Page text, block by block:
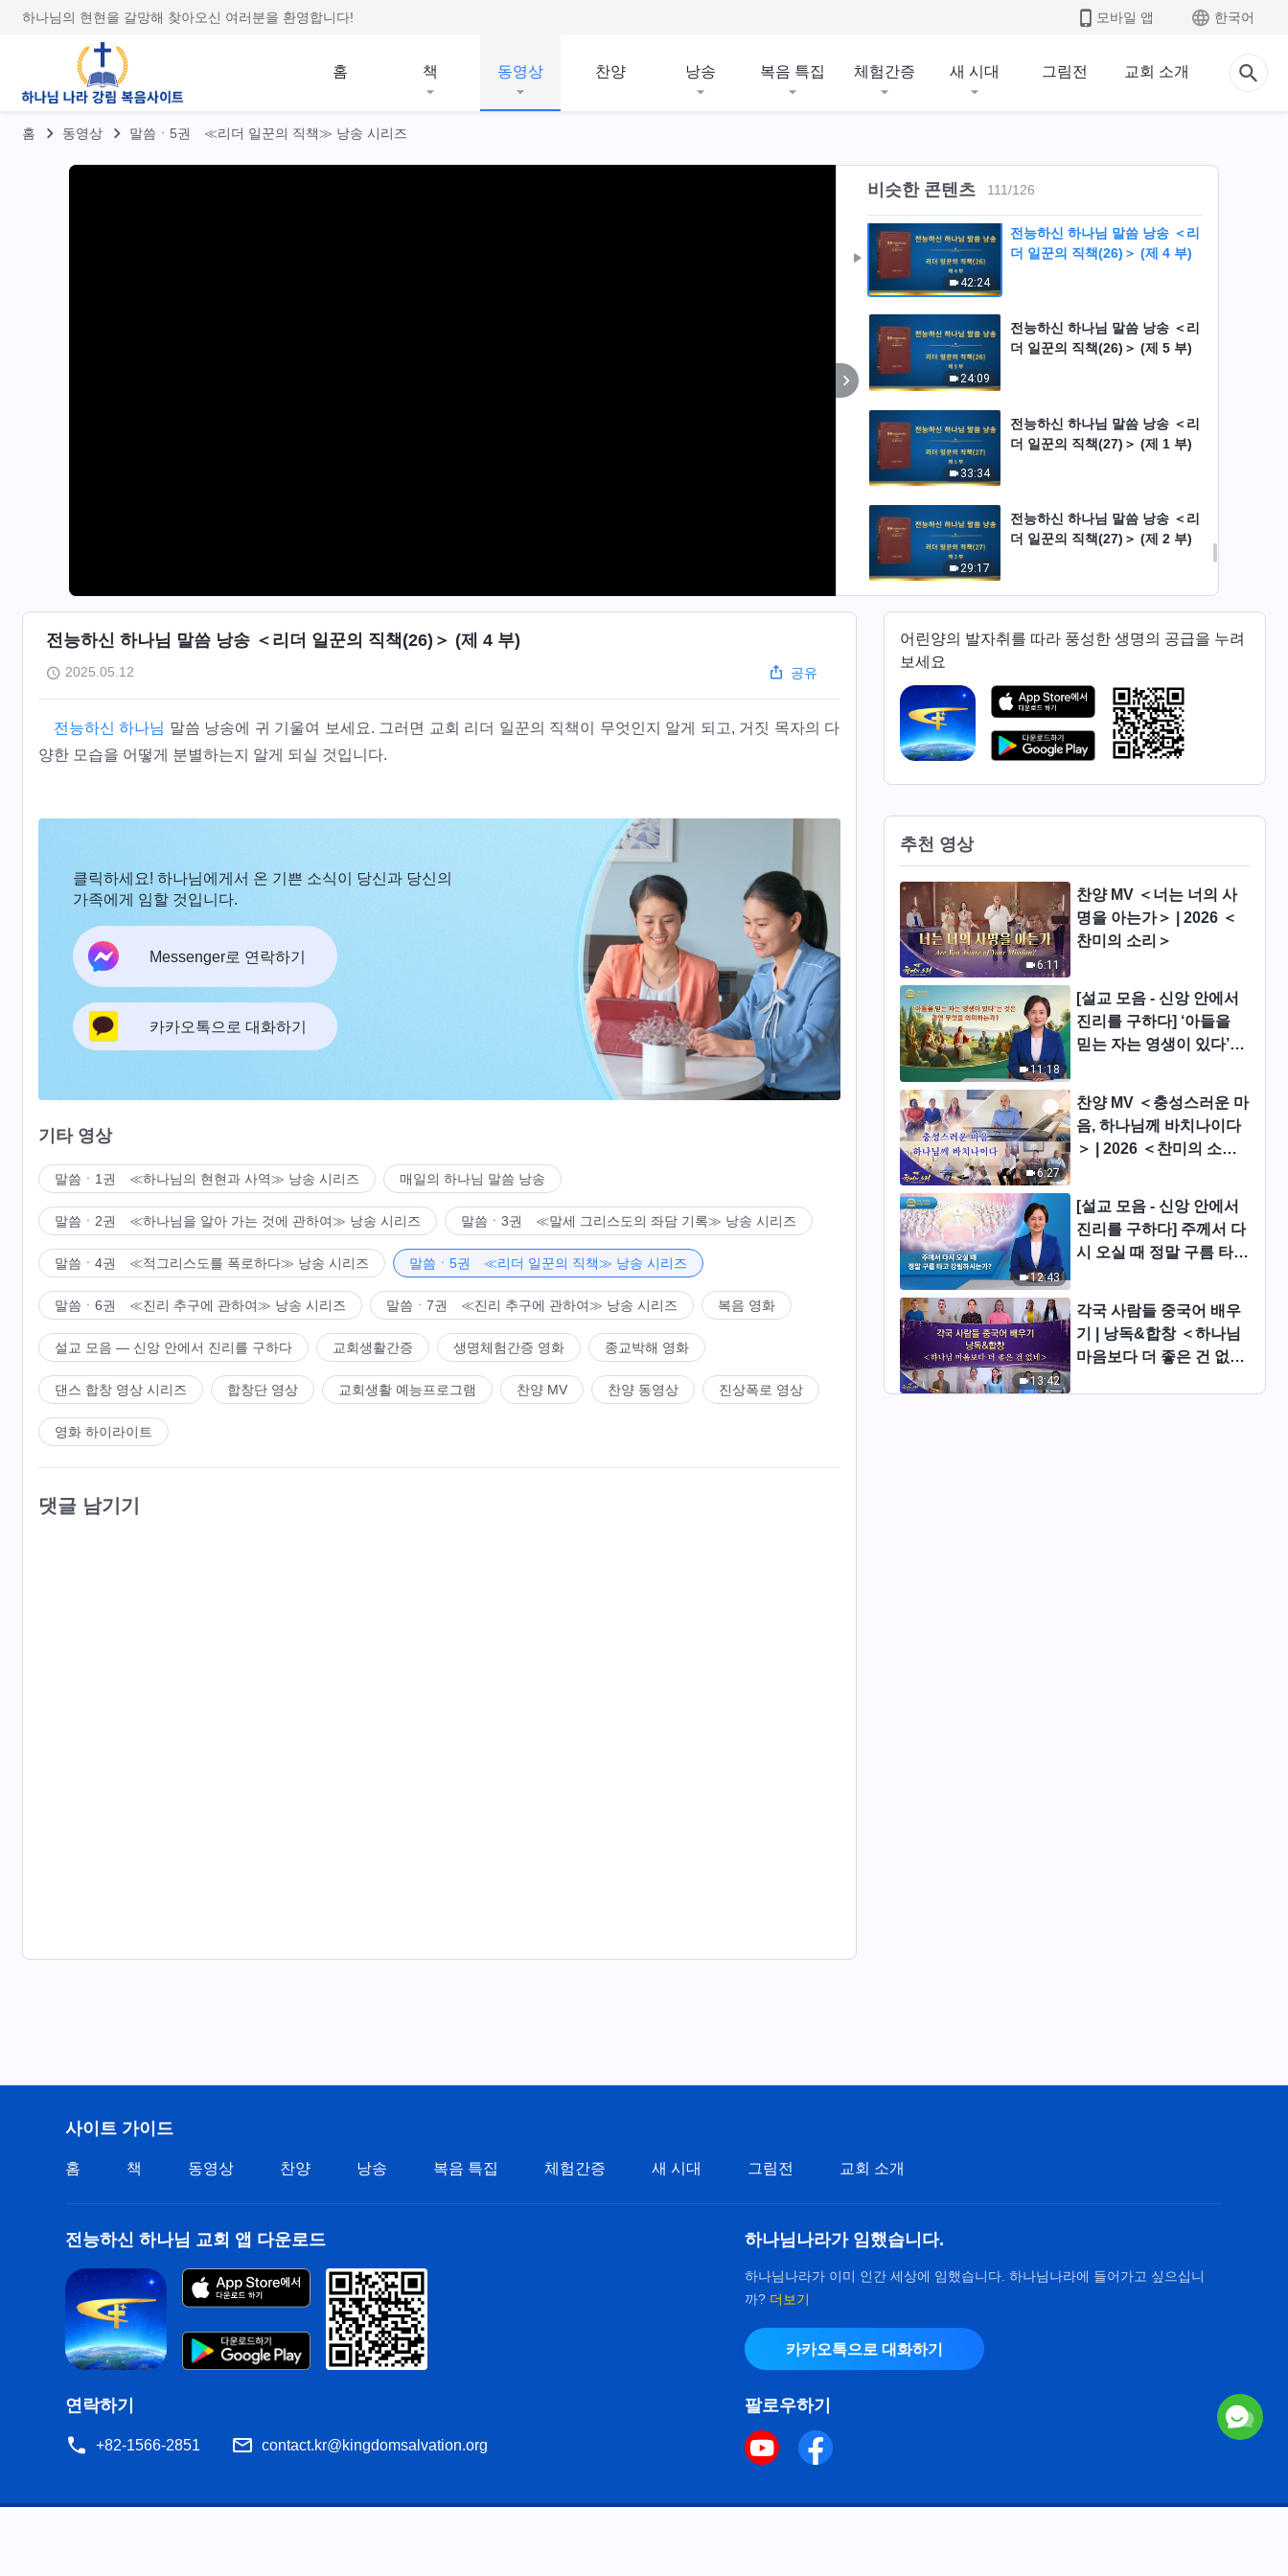
하나님의 현현을 갈망해 찾아오신 여러분을 환영합니다! 모바일 앱 한국어
홈 책 동영상 찬양 낭송 복음 특집 체험간증 새 시대 그림전 교회 소개
홈 동영상 말씀ㆍ5권 ≪리더 일꾼의 직책≫ 낭송 시리즈
비슷한 콘텐츠 111/126
47:58
더 일꾼의 직책(26)＞ (제 2 부)
35:53
42:24
전능하신 하나님 말씀 낭송 ＜리
더 일꾼의 직책(26)＞ (제 4 부)
24:09
전능하신 하나님 말씀 낭송 ＜리
더 일꾼의 직책(26)＞ (제 5 부)
33:34
전능하신 하나님 말씀 낭송 ＜리
더 일꾼의 직책(27)＞ (제 1 부)
29:17
전능하신 하나님 말씀 낭송 ＜리
더 일꾼의 직책(27)＞ (제 2 부)
전능하신 하나님 말씀 낭송 ＜리
더 일꾼의 직책(27)＞ (제 3 부)
29:23
전능하신 하나님 말씀 낭송 ＜리
더 일꾼의 직책(27)＞ (제 4 부)
29:53
31:56
전능하신 하나님 말씀 낭송 ＜리
더 일꾼의 직책(27)＞ (제 6 부)
40:12
전능하신 하나님 말씀 낭송 ＜리
더 일꾼의 직책(28)＞ (제 1 부)
42:06
전능하신 하나님 말씀 낭송 ＜리
더 일꾼의 직책(28)＞ (제 2 부)
41:06
전능하신 하나님 말씀 낭송 ＜리
더 일꾼의 직책(28)＞ (제 3 부)
45:57
전능하신 하나님 말씀 낭송 ＜리
더 일꾼의 직책(28)＞ (제 4 부)
전능하신 하나님 말씀 낭송 ＜리
더 일꾼의 직책(29)＞ (제 1 부)
전능하신 하나님 말씀 낭송 ＜리더 일꾼의 직책(26)＞ (제 4 부)
2025.05.12 공유
전능하신 하나님 말씀 낭송에 귀 기울여 보세요. 그러면 교회 리더 일꾼의 직책이 무엇인지 알게 되고, 거짓 목자의 다
양한 모습을 어떻게 분별하는지 알게 되실 것입니다.
클릭하세요! 하나님에게서 온 기쁜 소식이 당신과 당신의
가족에게 임할 것입니다.
Messenger로 연락하기
카카오톡으로 대화하기
기타 영상
말씀ㆍ1권 ≪하나님의 현현과 사역≫ 낭송 시리즈 매일의 하나님 말씀 낭송
말씀ㆍ2권 ≪하나님을 알아 가는 것에 관하여≫ 낭송 시리즈 말씀ㆍ3권 ≪말세 그리스도의 좌담 기록≫ 낭송 시리즈
말씀ㆍ4권 ≪적그리스도를 폭로하다≫ 낭송 시리즈 말씀ㆍ5권 ≪리더 일꾼의 직책≫ 낭송 시리즈
말씀ㆍ6권 ≪진리 추구에 관하여≫ 낭송 시리즈 말씀ㆍ7권 ≪진리 추구에 관하여≫ 낭송 시리즈 복음 영화
설교 모음 ― 신앙 안에서 진리를 구하다 교회생활간증 생명체험간증 영화 종교박해 영화
댄스 합창 영상 시리즈 합창단 영상 교회생활 예능프로그램 찬양 MV 찬양 동영상 진상폭로 영상
영화 하이라이트
댓글 남기기
어린양의 발자취를 따라 풍성한 생명의 공급을 누려
보세요
추천 영상
6:11
찬양 MV ＜너는 너의 사
명을 아는가＞ | 2026 ＜
찬미의 소리＞
11:18
[설교 모음 - 신앙 안에서
진리를 구하다] ‘아들을
믿는 자는 영생이 있다’는
6:27
찬양 MV ＜충성스러운 마
음, 하나님께 바치나이다
＞ | 2026 ＜찬미의 소리
12:43
[설교 모음 - 신앙 안에서
진리를 구하다] 주께서 다
시 오실 때 정말 구름 타고
13:42
각국 사람들 중국어 배우
기 | 낭독&합창 ＜하나님
마음보다 더 좋은 건 없네
사이트 가이드
홈 책 동영상 찬양 낭송 복음 특집 체험간증 새 시대 그림전 교회 소개
전능하신 하나님 교회 앱 다운로드
연락하기
+82-1566-2851 contact.kr@kingdomsalvation.org
하나님나라가 임했습니다.
하나님나라가 이미 인간 세상에 임했습니다. 하나님나라에 들어가고 싶으십니
까? 더보기
카카오톡으로 대화하기
팔로우하기